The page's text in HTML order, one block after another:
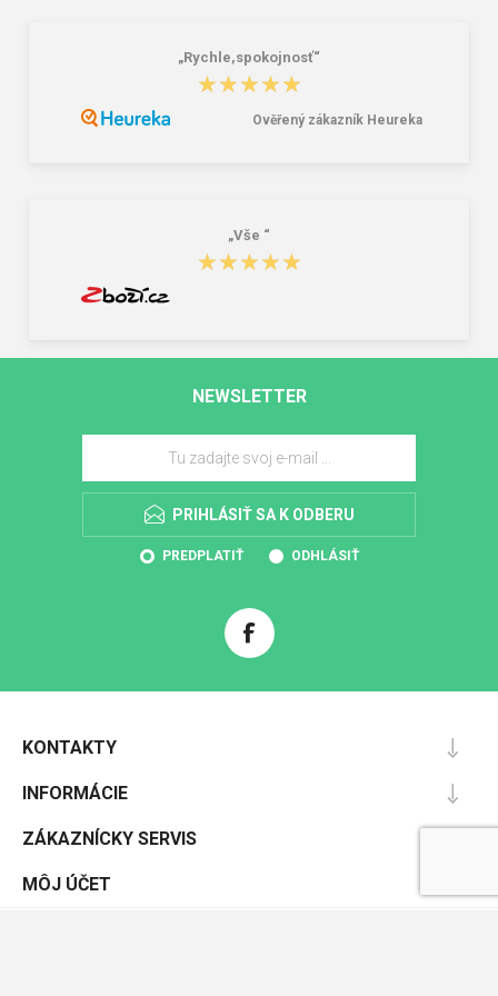
„Rychle,spokojnosť“
★★★★★
★★★★★
Ověřený zákazník Heureka
„Vše “
★★★★★
★★★★★
NEWSLETTER
PRIHLÁSIŤ SA K ODBERU
PREDPLATIŤ ODHLÁSIŤ
KONTAKTY
INFORMÁCIE
ZÁKAZNÍCKY SERVIS
MÔJ ÚČET